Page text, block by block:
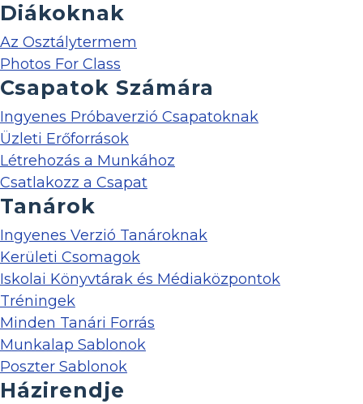
Diákoknak
Az Osztálytermem
Photos For Class
Csapatok Számára
Ingyenes Próbaverzió Csapatoknak
Üzleti Erőforrások
Létrehozás a Munkához
Csatlakozz a Csapat
Tanárok
Ingyenes Verzió Tanároknak
Kerületi Csomagok
Iskolai Könyvtárak és Médiaközpontok
Tréningek
Minden Tanári Forrás
Munkalap Sablonok
Poszter Sablonok
Házirendje